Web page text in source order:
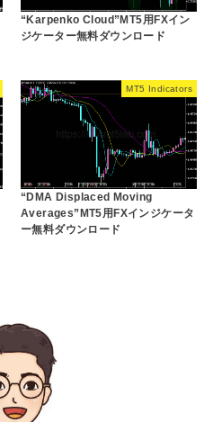
“Karpenko Cloud”MT5用FXイン
ジケーター無料ダウンロード
MT5 Indicators
“DMA Displaced Moving
Averages”MT5用FXインジケータ
ー無料ダウンロード